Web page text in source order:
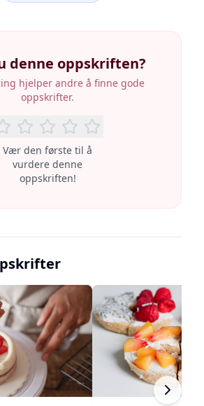
denne oppskriften?
hjelper andre å finne gode
oppskrifter.
Vær den første til å
vurdere denne
oppskriften!